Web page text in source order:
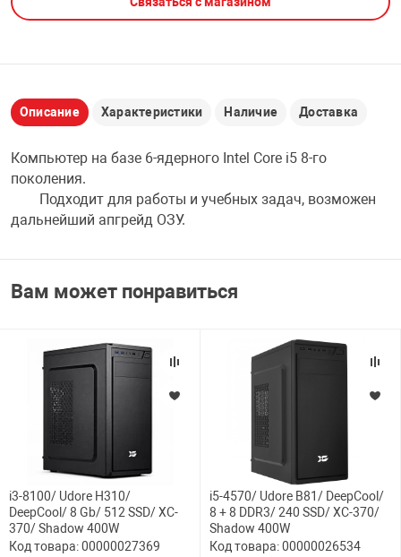
USB ХАБЫ
CARD RIDER
Описание Характеристики Наличие Доставка
Компьютер на базе 6-ядерного Intel Core i5 8-го
поколения.
Подходит для работы и учебных задач, возможен
дальнейший апгрейд ОЗУ.
Вам может понравиться
i3-8100/ Udore H310/
DeepCool/ 8 Gb/ 512 SSD/ XC-
370/ Shadow 400W
Код товара: 00000027369
i5-4570/ Udore B81/ DeepCool/
8 + 8 DDR3/ 240 SSD/ XC-370/
Shadow 400W
Код товара: 00000026534